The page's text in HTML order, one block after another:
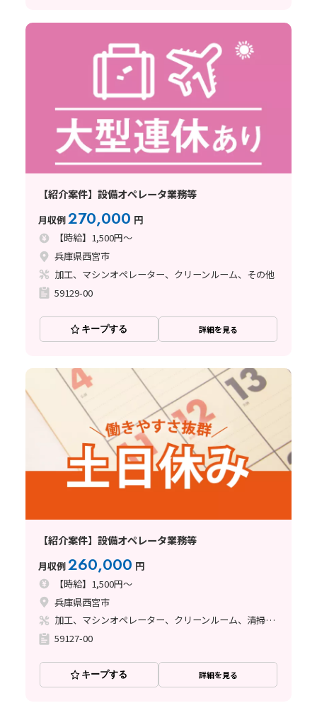
【紹介案件】設備オペレータ業務等
月収例270,000 円
【時給】1,500円～
兵庫県西宮市
加工、マシンオペレーター、クリーンルーム、その他
59129-00
キープする 詳細を見る
【紹介案件】設備オペレータ業務等
月収例260,000 円
【時給】1,500円～
兵庫県西宮市
加工、マシンオペレーター、クリーンルーム、清掃・洗浄、その他
59127-00
キープする 詳細を見る